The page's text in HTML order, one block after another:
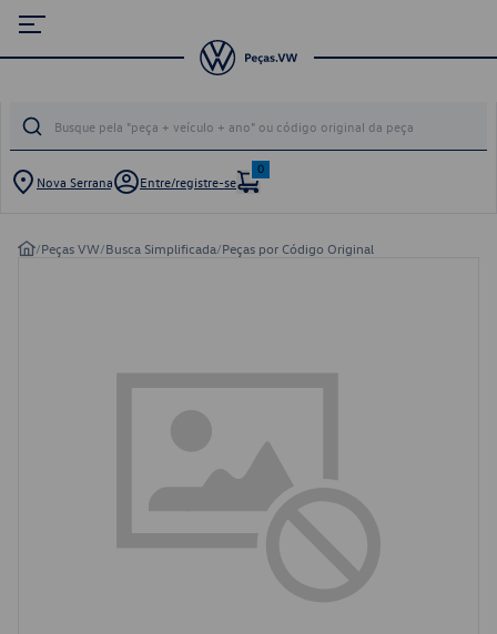
Nova Serrana Entre/registre-se
0
/Peças VW/Busca Simplificada/Peças por Código Original